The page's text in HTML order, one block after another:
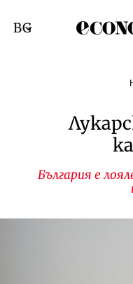
Смяна на език
България е